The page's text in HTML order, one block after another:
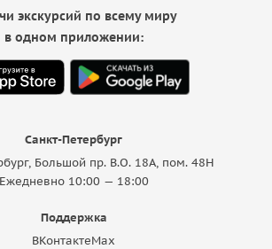
Санкт-Петербург
Большой пр. В.О. 18A, пом. 48Н
Ежедневно 10:00 — 18:00
Поддержка
ВКонтактеMax
экскурсий по всему миру
в одном приложении: